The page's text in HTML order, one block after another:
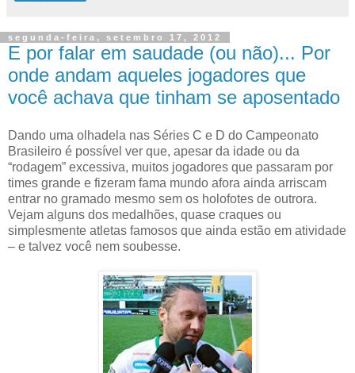
segunda-feira, setembro 17, 2012
E por falar em saudade (ou não)... Por
onde andam aqueles jogadores que
você achava que tinham se aposentado
Dando uma olhadela nas Séries C e D do Campeonato
Brasileiro é possível ver que, apesar da idade ou da
“rodagem” excessiva, muitos jogadores que passaram por
times grande e fizeram fama mundo afora ainda arriscam
entrar no gramado mesmo sem os holofotes de outrora.
Vejam alguns dos medalhões, quase craques ou
simplesmente atletas famosos que ainda estão em atividade
– e talvez você nem soubesse.